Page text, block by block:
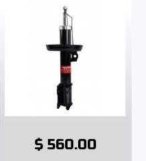
$ 560.00